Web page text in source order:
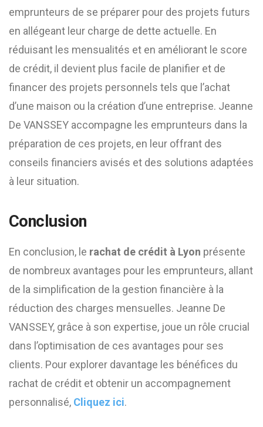
emprunteurs de se préparer pour des projets futurs
en allégeant leur charge de dette actuelle. En
réduisant les mensualités et en améliorant le score
de crédit, il devient plus facile de planifier et de
financer des projets personnels tels que l’achat
d’une maison ou la création d’une entreprise. Jeanne
De VANSSEY accompagne les emprunteurs dans la
préparation de ces projets, en leur offrant des
conseils financiers avisés et des solutions adaptées
à leur situation.
Conclusion
En conclusion, le rachat de crédit à Lyon présente
de nombreux avantages pour les emprunteurs, allant
de la simplification de la gestion financière à la
réduction des charges mensuelles. Jeanne De
VANSSEY, grâce à son expertise, joue un rôle crucial
dans l’optimisation de ces avantages pour ses
clients. Pour explorer davantage les bénéfices du
rachat de crédit et obtenir un accompagnement
personnalisé, Cliquez ici.